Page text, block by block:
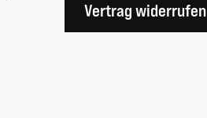
Vertrag widerrufen